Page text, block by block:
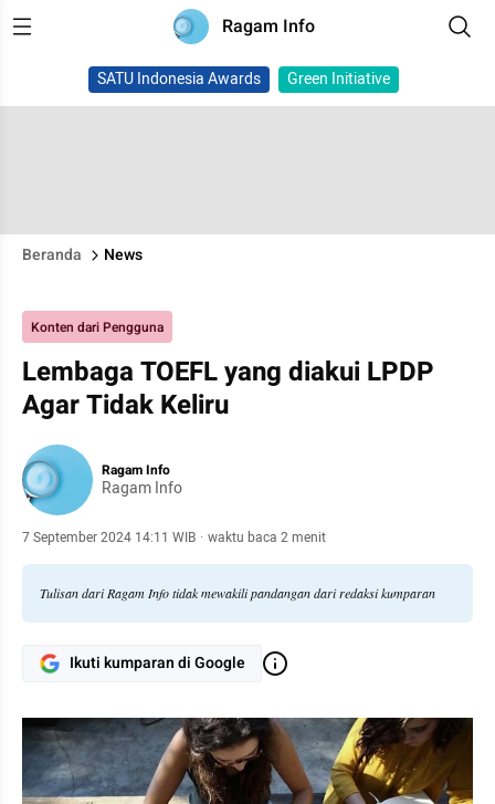
Ragam Info
SATU Indonesia Awards Green Initiative
Beranda News
Konten dari Pengguna
Lembaga TOEFL yang diakui LPDP
Agar Tidak Keliru
Ragam Info
Ragam Info
7 September 2024 14:11 WIB · waktu baca 2 menit
Tulisan dari Ragam Info tidak mewakili pandangan dari redaksi kumparan
Ikuti kumparan di Google